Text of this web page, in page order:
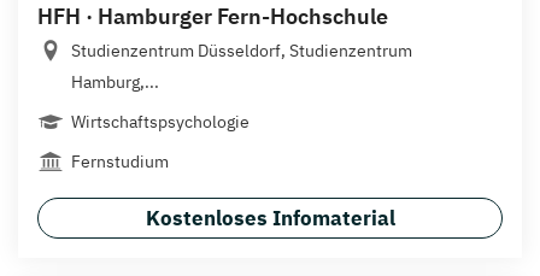
HFH · Hamburger Fern-Hochschule
Studienzentrum Düsseldorf, Studienzentrum
Hamburg,...
Wirtschaftspsychologie
Fernstudium
Kostenloses Infomaterial